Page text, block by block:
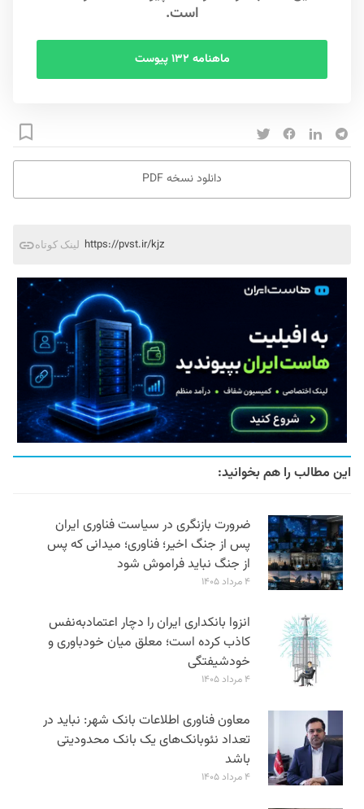
است.
ماهنامه ۱۳۲ پیوست
دانلود نسخه PDF
لینک کوتاه https://pvst.ir/kjz
این مطالب را هم بخوانید:
ضرورت بازنگری در سیاست فناوری ایران
پس از جنگ اخیر؛ فناوری؛ میدانی که پس
از جنگ نباید فراموش شود
۴ مرداد ۱۴۰۵
انزوا بانکداری ایران را دچار اعتمادبه‌نفس
کاذب کرده است؛ معلق میان خودباوری و
خودشیفتگی
۴ مرداد ۱۴۰۵
معاون فناوری اطلاعات بانک شهر: نباید در
تعداد نئوبانک‌های یک بانک محدودیتی
باشد
۴ مرداد ۱۴۰۵